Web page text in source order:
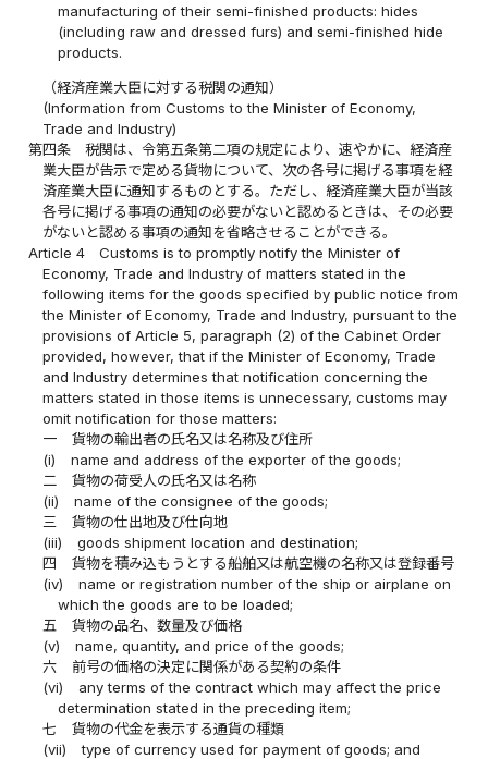
manufacturing of their semi-finished products: hides
(including raw and dressed furs) and semi-finished hide
products.
（経済産業大臣に対する税関の通知）
(Information from Customs to the Minister of Economy,
Trade and Industry)
第四条
税関は、令第五条第二項の規定により、速やかに、経済産
業大臣が告示で定める貨物について、次の各号に掲げる事項を経
済産業大臣に通知するものとする。ただし、経済産業大臣が当該
各号に掲げる事項の通知の必要がないと認めるときは、その必要
がないと認める事項の通知を省略させることができる。
Article 4
Customs is to promptly notify the Minister of
Economy, Trade and Industry of matters stated in the
following items for the goods specified by public notice from
the Minister of Economy, Trade and Industry, pursuant to the
provisions of Article 5, paragraph (2) of the Cabinet Order
provided, however, that if the Minister of Economy, Trade
and Industry determines that notification concerning the
matters stated in those items is unnecessary, customs may
omit notification for those matters:
一
貨物の輸出者の氏名又は名称及び住所
(i)
name and address of the exporter of the goods;
二
貨物の荷受人の氏名又は名称
(ii)
name of the consignee of the goods;
三
貨物の仕出地及び仕向地
(iii)
goods shipment location and destination;
四
貨物を積み込もうとする船舶又は航空機の名称又は登録番号
(iv)
name or registration number of the ship or airplane on
which the goods are to be loaded;
五
貨物の品名、数量及び価格
(v)
name, quantity, and price of the goods;
六
前号の価格の決定に関係がある契約の条件
(vi)
any terms of the contract which may affect the price
determination stated in the preceding item;
七
貨物の代金を表示する通貨の種類
(vii)
type of currency used for payment of goods; and